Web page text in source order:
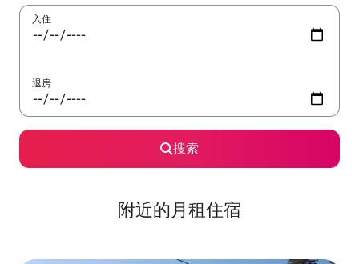
入住
退房
搜索
附近的月租住宿